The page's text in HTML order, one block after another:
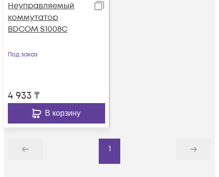
Неуправляемый
коммутатор
BDCOM S1008C
Под заказ
4 933 ₸
В корзину
Назад
1
Дальше